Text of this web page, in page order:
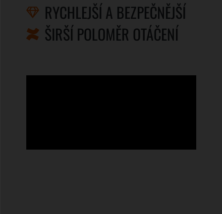
RYCHLEJŠÍ A BEZPEČNĚJŠÍ
ŠIRŠÍ POLOMĚR OTÁČENÍ